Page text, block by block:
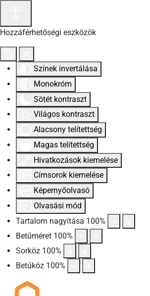
Hozzáférhetőségi eszközök
Színek invertálása
Monokróm
Sötét kontraszt
Világos kontraszt
Alacsony telítettség
Magas telítettség
Hivatkozások kiemelése
Címsorok kiemelése
Képernyőolvasó
Olvasási mód
Tartalom nagyítása 100%
Betűméret 100%
Sorköz 100%
Betűköz 100%